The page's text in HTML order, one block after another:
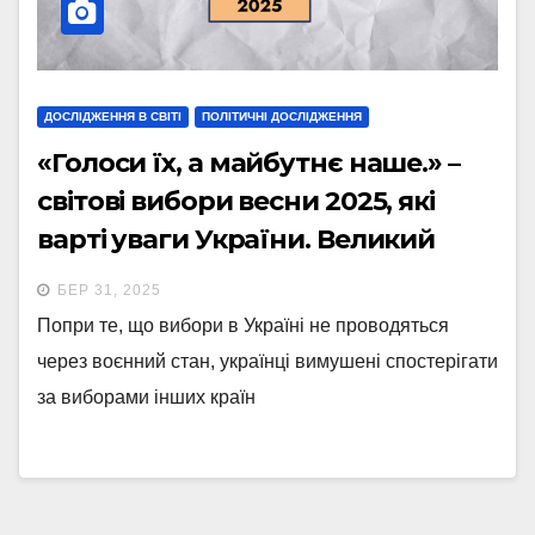
ДОСЛІДЖЕННЯ В СВІТІ ПОЛІТИЧНІ ДОСЛІДЖЕННЯ
«Голоси їх, а майбутнє наше.» –
світові вибори весни 2025, які
варті уваги України. Великий
розбір.
БЕР 31, 2025
Попри те, що вибори в Україні не проводяться
через воєнний стан, українці вимушені спостерігати
за виборами інших країн